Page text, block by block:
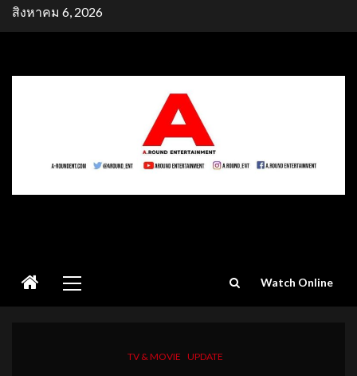
Skipสิงหาคม 6, 2026
Menu
Watch Online
TV & MOVIE UPDATE